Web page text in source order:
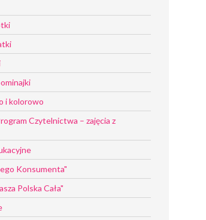
i kolorowo
Czytelnictwa – zajęcia z
Konsumenta"
Polska Cała"